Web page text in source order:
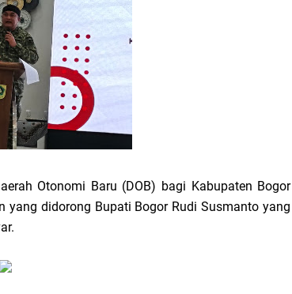
Otonomi Baru (DOB) bagi Kabupaten Bogor
yang didorong Bupati Bogor Rudi Susmanto yang